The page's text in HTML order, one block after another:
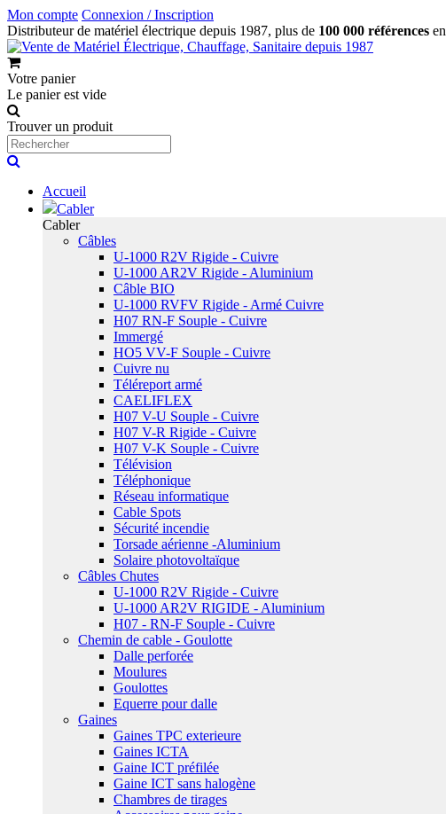
Mon compte Connexion / Inscription
Distributeur de matériel électrique depuis 1987, plus de 100 000 références
Votre panier
Le panier est vide
Trouver un produit
Accueil
Cabler
Cabler
Câbles
U-1000 R2V Rigide - Cuivre
U-1000 AR2V Rigide - Aluminium
Câble BIO
U-1000 RVFV Rigide - Armé Cuivre
H07 RN-F Souple - Cuivre
Immergé
HO5 VV-F Souple - Cuivre
Cuivre nu
Téléreport armé
CAELIFLEX
H07 V-U Souple - Cuivre
H07 V-R Rigide - Cuivre
H07 V-K Souple - Cuivre
Télévision
Téléphonique
Réseau informatique
Cable Spots
Sécurité incendie
Torsade aérienne -Aluminium
Solaire photovoltaïque
Câbles Chutes
U-1000 R2V Rigide - Cuivre
U-1000 AR2V RIGIDE - Aluminium
H07 - RN-F Souple - Cuivre
Chemin de cable - Goulotte
Dalle perforée
Moulures
Goulottes
Equerre pour dalle
Gaines
Gaines TPC exterieure
Gaines ICTA
Gaine ICT préfilée
Gaine ICT sans halogène
Chambres de tirages